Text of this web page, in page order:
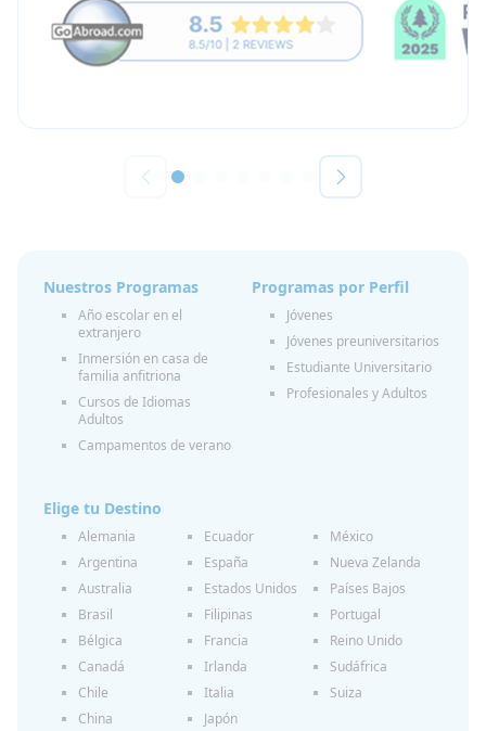
Nuestros Programas
Año escolar en el
extranjero
Inmersión en casa de
familia anfitriona
Cursos de Idiomas
Adultos
Campamentos de verano
Programas por Perfil
Jóvenes
Jóvenes preuniversitarios
Estudiante Universitario
Profesionales y Adultos
Elige tu Destino
Alemania
Argentina
Australia
Brasil
Bélgica
Canadá
Chile
China
Ecuador
España
Estados Unidos
Filipinas
Francia
Irlanda
Italia
Japón
México
Nueva Zelanda
Países Bajos
Portugal
Reino Unido
Sudáfrica
Suiza